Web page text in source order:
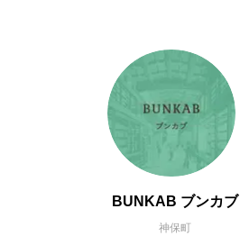
BUNKAB ブンカブ
神保町